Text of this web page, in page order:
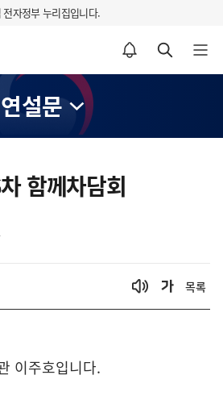
자정부 누리집입니다.
알림설정 바로가기 검색 바로가기 메뉴 열기
연설문
함께차담회
목록
이주호입니다.